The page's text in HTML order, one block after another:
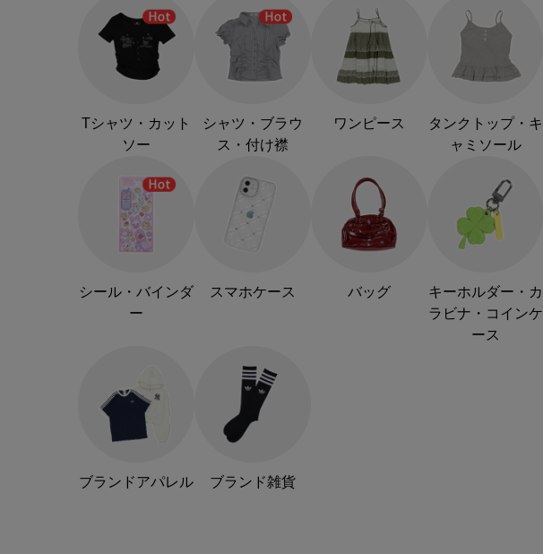
Tシャツ・カット
ソー
シャツ・ブラウ
ス・付け襟
ワンピース
タンクトップ・キ
ャミソール
シール・バインダ
ー
スマホケース バッグ
キーホルダー・カ
ラビナ・コインケ
ース
ブランドアパレル ブランド雑貨